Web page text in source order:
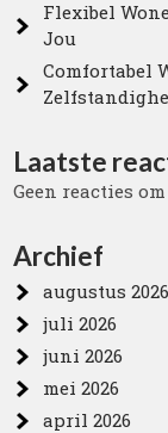
Flexibel
Jou
Comfortabel
Laatste
Geen reacties
Archief
augustus 2026
juli 2026
juni 2026
mei 2026
april 2026